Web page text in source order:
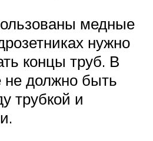
медные
нужно
концы труб. В
не должно быть
трубкой и